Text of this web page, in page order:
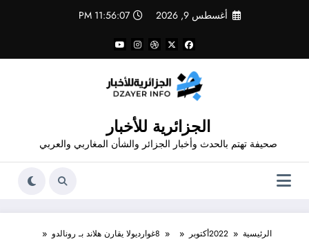
أغسطس 9, 2026 11:56:07 PM
الجزائرية للأخبار
صحيفة تهتم بالحدث وأخبار الجزائر والشأن المغاربي والعربي
الرئيسية 2022أكتوبر 8غوارديولا يقارن هلاند بـ رونالدو